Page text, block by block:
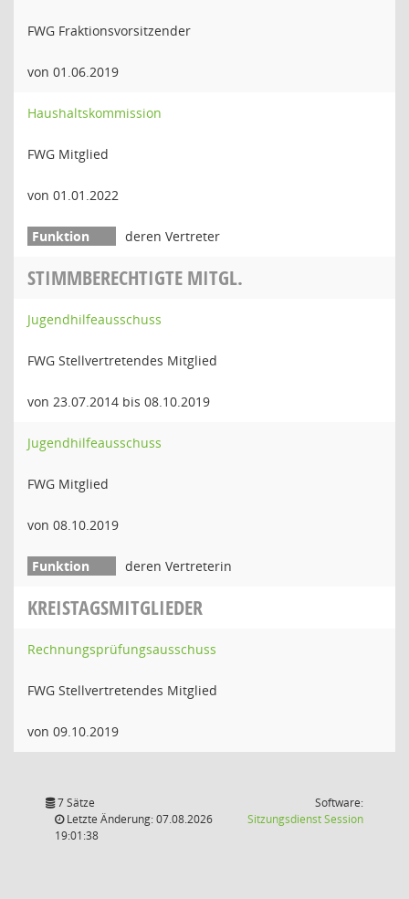
FWG Fraktionsvorsitzender
von 01.06.2019
Haushaltskommission
FWG Mitglied
von 01.01.2022
deren Vertreter
STIMMBERECHTIGTE MITGL.
Jugendhilfeausschuss
FWG Stellvertretendes Mitglied
von 23.07.2014 bis 08.10.2019
Jugendhilfeausschuss
FWG Mitglied
von 08.10.2019
deren Vertreterin
KREISTAGSMITGLIEDER
Rechnungsprüfungsausschuss
FWG Stellvertretendes Mitglied
von 09.10.2019
7 Sätze
Letzte Änderung: 07.08.2026
19:01:38
Software:
SitzungsdienstSession(Wird in